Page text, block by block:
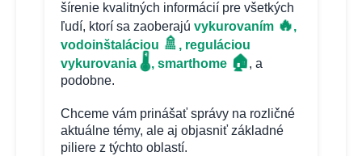
šírenie kvalitných informácií pre všetkých
ľudí, ktorí sa zaoberajú vykurovaním 🔥,
vodoinštaláciou 🚿 , reguláciou
vykurovania 🌡️, smarthome 🏠, a
podobne.
Chceme vám prinášať správy na rozličné
aktuálne témy, ale aj objasniť základné
piliere z týchto oblastí.